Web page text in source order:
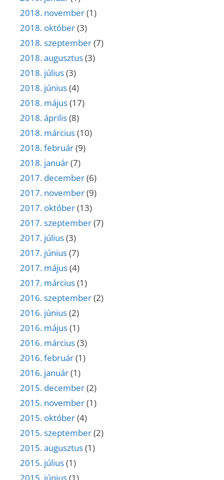
2018. november(1)
2018. október(3)
2018. szeptember(7)
2018. augusztus(3)
2018. július(3)
2018. június(4)
2018. május(17)
2018. április(8)
2018. március(10)
2018. február(9)
2018. január(7)
2017. december(6)
2017. november(9)
2017. október(13)
2017. szeptember(7)
2017. július(3)
2017. június(7)
2017. május(4)
2017. március(1)
2016. szeptember(2)
2016. június(2)
2016. május(1)
2016. március(3)
2016. február(1)
2016. január(1)
2015. december(2)
2015. november(1)
2015. október(4)
2015. szeptember(2)
2015. augusztus(1)
2015. július(1)
2015. június(1)